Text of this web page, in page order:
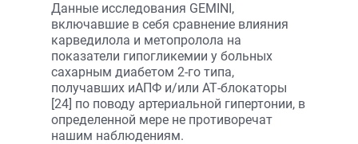
Данные исследования GEMINI,
включавшие в себя сравнение влияния
карведилола и метопролола на
показатели гипогликемии у больных
сахарным диабетом 2-го типа,
получавших иАПФ и/или АТ-блокаторы
[24] по поводу артериальной гипертонии, в
определенной мере не противоречат
нашим наблюдениям.